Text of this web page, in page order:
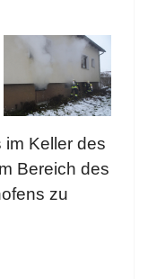
Keller des
Bereich des
zu